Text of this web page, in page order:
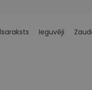
iespējas
Ieguvēji